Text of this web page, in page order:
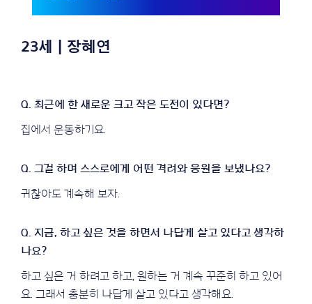
23세 | 장혜연
집에서 운동하기요.
귀찮아도 계속해 보자.
하고 싶은 거 하려고 하고, 원하는 거 계속 꾸준히 하고 있어
요. 그래서 충분히 나답게 살고 있다고 생각해요.